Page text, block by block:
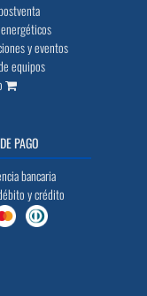
y eventos
equipos
PAGO
bancaria
y crédito